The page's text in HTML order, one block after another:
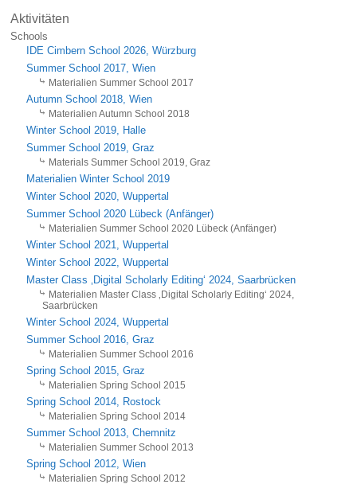
Aktivitäten
Schools
IDE Cimbern School 2026, Würzburg
Summer School 2017, Wien
Materialien Summer School 2017
Autumn School 2018, Wien
Materialien Autumn School 2018
Winter School 2019, Halle
Summer School 2019, Graz
Materials Summer School 2019, Graz
Materialien Winter School 2019
Winter School 2020, Wuppertal
Summer School 2020 Lübeck (Anfänger)
Materialien Summer School 2020 Lübeck (Anfänger)
Winter School 2021, Wuppertal
Winter School 2022, Wuppertal
Master Class ‚Digital Scholarly Editing‘ 2024, Saarbrücken
Materialien Master Class ‚Digital Scholarly Editing‘ 2024,
Saarbrücken
Winter School 2024, Wuppertal
Summer School 2016, Graz
Materialien Summer School 2016
Spring School 2015, Graz
Materialien Spring School 2015
Spring School 2014, Rostock
Materialien Spring School 2014
Summer School 2013, Chemnitz
Materialien Summer School 2013
Spring School 2012, Wien
Materialien Spring School 2012